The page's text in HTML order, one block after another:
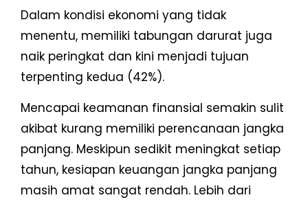
Dalam kondisi ekonomi yang tidak
menentu, memiliki tabungan darurat juga
naik peringkat dan kini menjadi tujuan
terpenting kedua (42%).
Mencapai keamanan finansial semakin sulit
akibat kurang memiliki perencanaan jangka
panjang. Meskipun sedikit meningkat setiap
tahun, kesiapan keuangan jangka panjang
masih amat sangat rendah. Lebih dari